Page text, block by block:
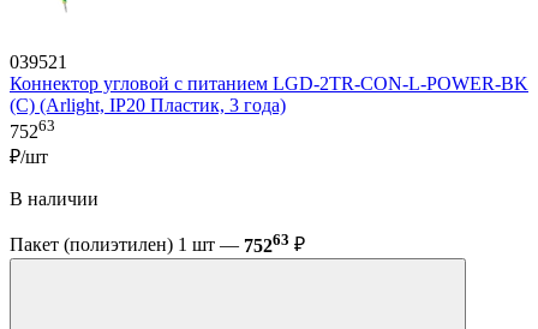
039521
Коннектор угловой с питанием LGD-2TR-CON-L-POWER-BK
(C) (Arlight, IP20 Пластик, 3 года)
75263
₽/шт
В наличии
Пакет (полиэтилен) 1 шт — 75263 ₽